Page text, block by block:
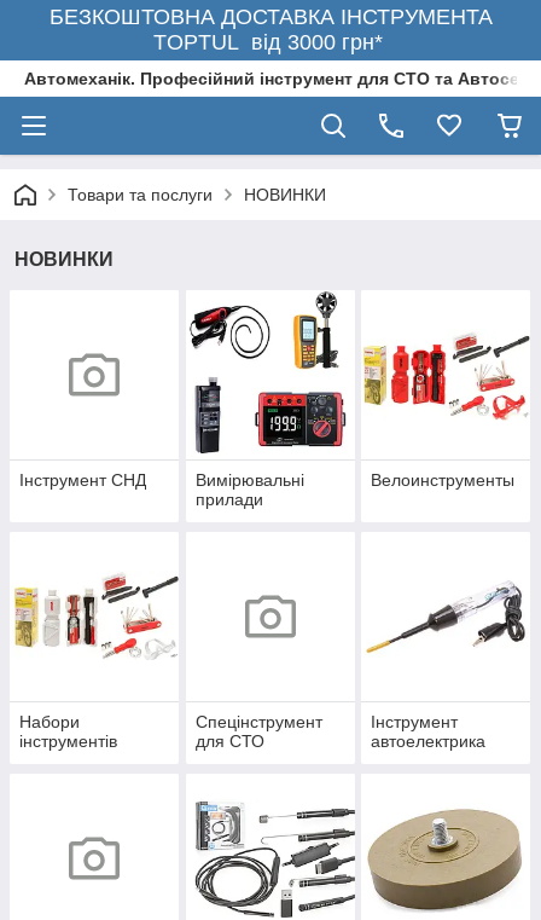
БЕЗКОШТОВНА ДОСТАВКА ІНСТРУМЕНТА
TOPTUL від 3000 грн*
Автомеханік. Професійний інструмент для СТО та
Товари та послуги НОВИНКИ
НОВИНКИ
Інструмент СНД
Вимірювальні
прилади
Велоинструменты
Набори
інструментів
Спецінструмент
для СТО
Інструмент
автоелектрика